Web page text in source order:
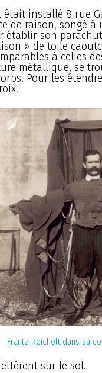
était installé 8 rue
de raison, songé à
établir son
» de toile
à celles
métallique, se
Pour les
Frantz-Reichelt dans sa
sur le sol.